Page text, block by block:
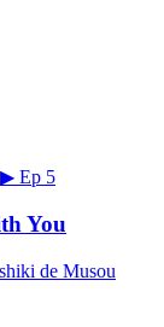
▶ Ep 5
You